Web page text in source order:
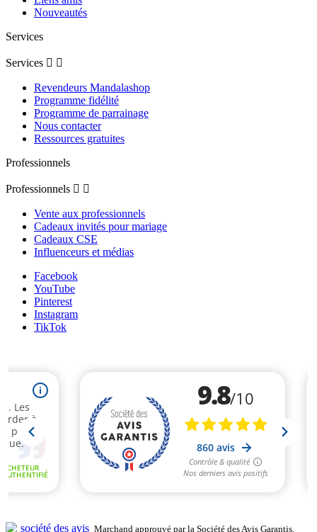
Nouveautés
Services
Services  
Revendeurs Mandalashop
Programme fidélité
Programme de parrainage
Nous contacter
Ressources gratuites
Professionnels
Professionnels  
Vente aux professionnels
Cadeaux invités pour mariage
Cadeaux CSE
Influenceurs et médias
Facebook
YouTube
Pinterest
Instagram
TikTok
Marchand approuvé par la Société des Avis Garantis,